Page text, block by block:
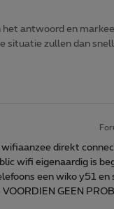
het antwoord en
situatie zullen dan
direkt
wifi eigenaardig is
een wiko y51 en
GEEN